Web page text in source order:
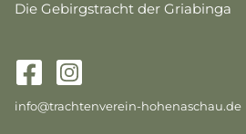
Die Gebirgstracht der Griabinga
info@trachtenverein-hohenaschau.de